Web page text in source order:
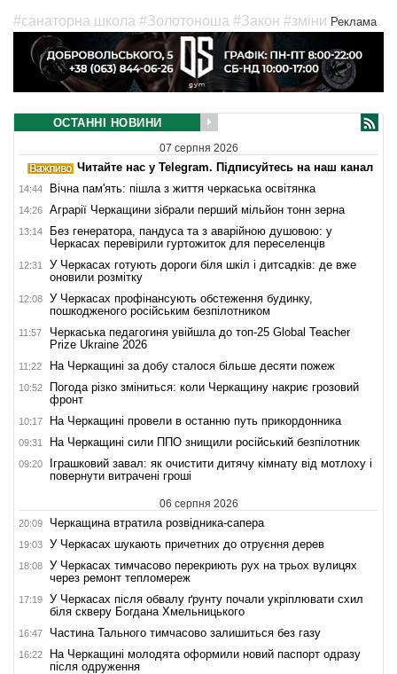
#санаторна школа #Золотоноша #Закон #зміни Реклама
ОСТАННІ НОВИНИ
07 серпня 2026
Читайте нас у Telegram. Підписуйтесь на наш канал
14:44 Вічна пам'ять: пішла з життя черкаська освітянка
14:26 Аграрії Черкащини зібрали перший мільйон тонн зерна
13:14
Без генератора, пандуса та з аварійною душовою: у
Черкасах перевірили гуртожиток для переселенців
12:31
У Черкасах готують дороги біля шкіл і дитсадків: де вже
оновили розмітку
12:08
У Черкасах профінансують обстеження будинку,
пошкодженого російським безпілотником
11:57
Черкаська педагогиня увійшла до топ-25 Global Teacher
Prize Ukraine 2026
11:22 На Черкащині за добу сталося більше десяти пожеж
10:52
Погода різко зміниться: коли Черкащину накриє грозовий
фронт
10:17 На Черкащині провели в останню путь прикордонника
09:31 На Черкащині сили ППО знищили російський безпілотник
09:20
Іграшковий завал: як очистити дитячу кімнату від мотлоху і
повернути витрачені гроші
06 серпня 2026
20:09 Черкащина втратила розвідника-сапера
19:03 У Черкасах шукають причетних до отруєння дерев
18:08
У Черкасах тимчасово перекриють рух на трьох вулицях
через ремонт тепломереж
17:19
У Черкасах після обвалу ґрунту почали укріплювати схил
біля скверу Богдана Хмельницького
16:47 Частина Тального тимчасово залишиться без газу
16:22
На Черкащині молодята оформили новий паспорт одразу
після одруження